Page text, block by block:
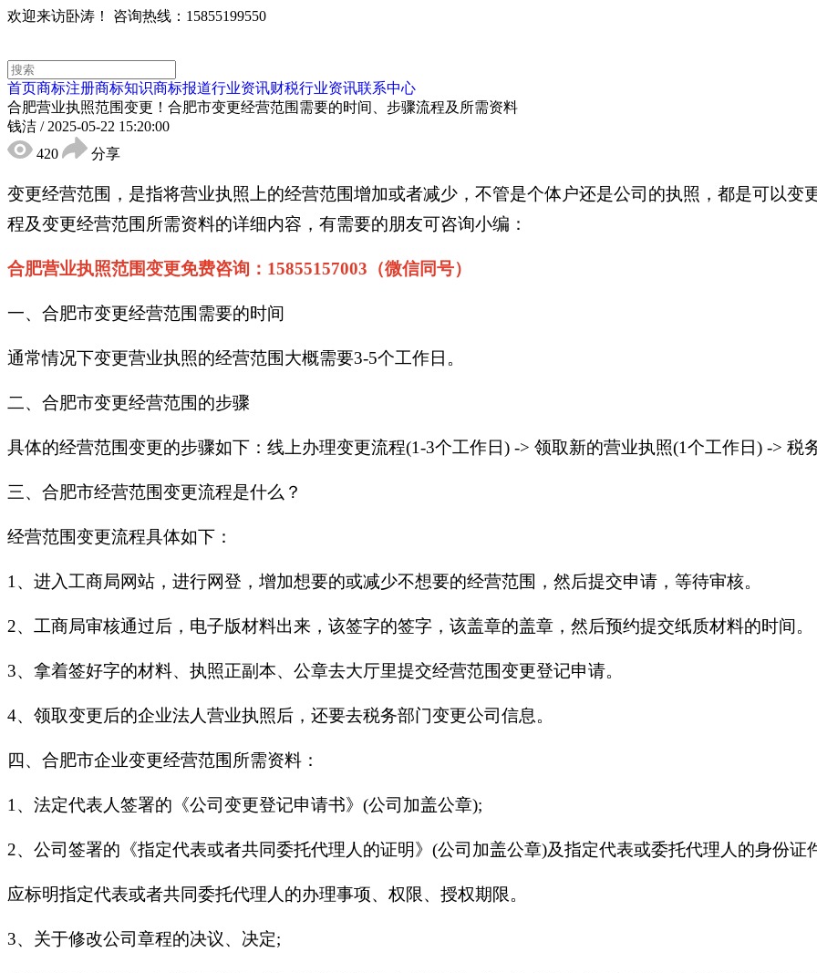
欢迎来访卧涛！ 咨询热线：15855199550
首页商标注册商标知识商标报道行业资讯财税行业资讯联系中心
合肥营业执照范围变更！合肥市变更经营范围需要的时间、步骤流程及所需资料
钱洁 / 2025-05-22 15:20:00
420
分享
变更经营范围，是指将营业执照上的经营范围增加或者减少，不管是个体户还是公司的执照，都是可以
程及变更经营范围所需资料的详细内容，有需要的朋友可咨询小编：
合肥营业执照范围变更免费咨询：15855157003（微信同号）
一、合肥市变更经营范围需要的时间
通常情况下变更营业执照的经营范围大概需要3-5个工作日。
二、合肥市变更经营范围的步骤
具体的经营范围变更的步骤如下：线上办理变更流程(1-3个工作日) -> 领取新的营业执照(1个工作日) -> 税
三、合肥市经营范围变更流程是什么？
经营范围变更流程具体如下：
1、进入工商局网站，进行网登，增加想要的或减少不想要的经营范围，然后提交申请，等待审核。
2、工商局审核通过后，电子版材料出来，该签字的签字，该盖章的盖章，然后预约提交纸质材料的时间。
3、拿着签好字的材料、执照正副本、公章去大厅里提交经营范围变更登记申请。
4、领取变更后的企业法人营业执照后，还要去税务部门变更公司信息。
四、合肥市企业变更经营范围所需资料：
1、法定代表人签署的《公司变更登记申请书》(公司加盖公章);
2、公司签署的《指定代表或者共同委托代理人的证明》(公司加盖公章)及指定代表或委托代理人的身份证
应标明指定代表或者共同委托代理人的办理事项、权限、授权期限。
3、关于修改公司章程的决议、决定;